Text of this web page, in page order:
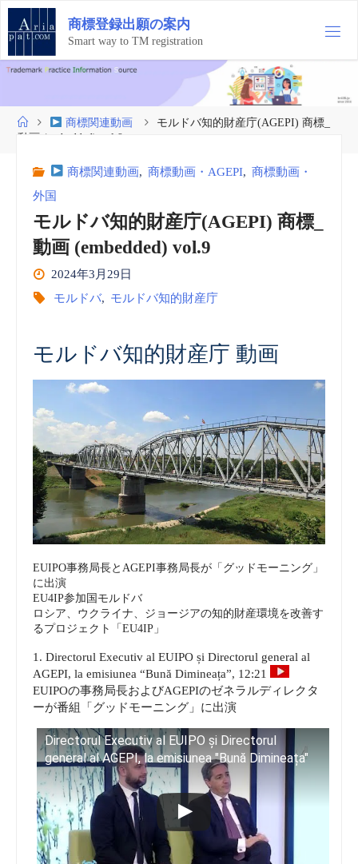
コ
テ
ン
ツ
ス
商標登録出願の案内
Smart way to TM registration
ホ
ー
商標関連動画
モルドバ知的財産庁(AGEPI) 商標_
動画 (embedded) vol.9
商標関連動画, 商標動画・AGEPI, 商標動画・
外国
モルドバ知的財産庁(AGEPI) 商標_
動画 (embedded) vol.9
2024年3月29日
モルドバ, モルドバ知的財産庁
モルドバ知的財産庁 動画
EUIPO事務局長とAGEPI事務局長が「グッドモーニング」
に出演
EU4IP参加国モルドバ
ロシア、ウクライナ、ジョージアの知的財産環境を改善す
るプロジェクト「EU4IP」
1. Directorul Executiv al EUIPO și Directorul general al
AGEPI, la emisiunea “Bună Dimineața”, 12:21
EUIPOの事務局長およびAGEPIのゼネラルディレクタ
ーが番組「グッドモーニング」に出演
Directorul Executiv al EUIPO și Directorul
general al AGEPI, la emisiunea "Bună Dimineața"